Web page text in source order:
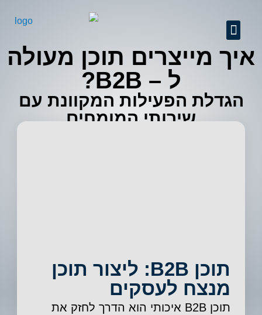
איך מייצרים תוכן מעולה
ל – B2B?
הגדלת הפעילות המקוונת עם
שירותי המומחים
תוכן B2B: ליצור תוכן
מנצח לעסקים
תוכן B2B איכותי הוא הדרך לחזק את